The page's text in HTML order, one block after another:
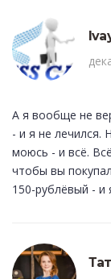
А я вообще не
- и я не лечился.
моюсь - и всё.
чтобы вы
150-рублёвый - и